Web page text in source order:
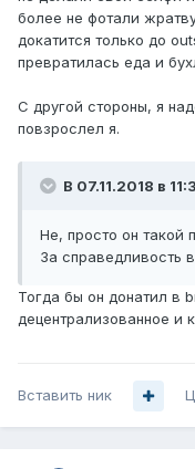
более не фотали
докатится только до
превратилась еда и
С другой стороны, я
повзрослел я.
В 07.11.2018 в
Не, просто он такой
За справедливость
Тогда бы он донатил в
децентрализованное и
Вставить ник